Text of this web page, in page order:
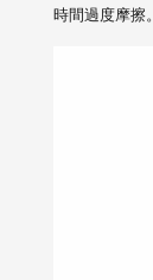
時間過度摩擦。